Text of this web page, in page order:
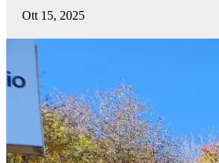
Ott 15, 2025